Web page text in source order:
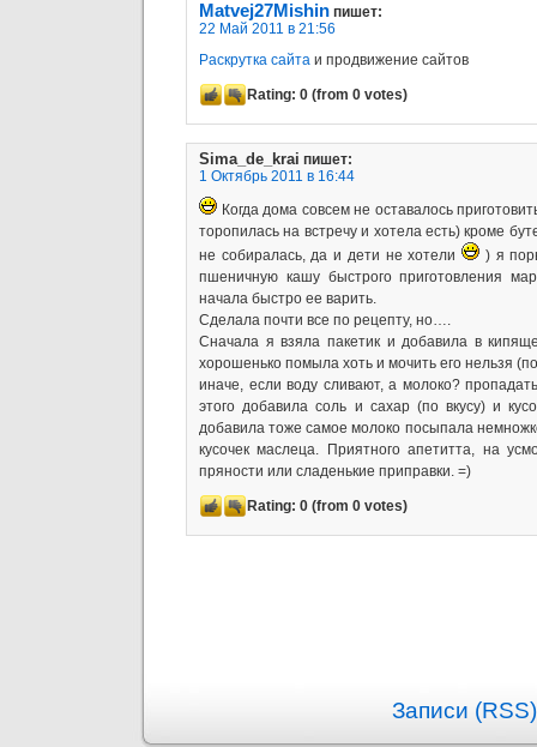
Matvej27Mishin пишет:
22 Май 2011 в 21:56
Раскрутка сайта и продвижение сайтов
Rating: 0 (from 0 votes)
Sima_de_krai пишет:
1 Октябрь 2011 в 16:44
Когда дома совсем не оставалось
торопилась на встречу и хотела есть) кроме
не собиралась, да и дети не хотели
) я
пшеничную кашу быстрого приготовления
начала быстро ее варить.
Сделала почти все по рецепту, но….
Сначала я взяла пакетик и добавила в
хорошенько помыла хоть и мочить его нельзя
иначе, если воду сливают, а молоко?
этого добавила соль и сахар (по вкусу) и
добавила тоже самое молоко посыпала
кусочек маслеца. Приятного апетитта, на
пряности или сладенькие приправки. =)
Rating: 0 (from 0 votes)
Записи (RSS)